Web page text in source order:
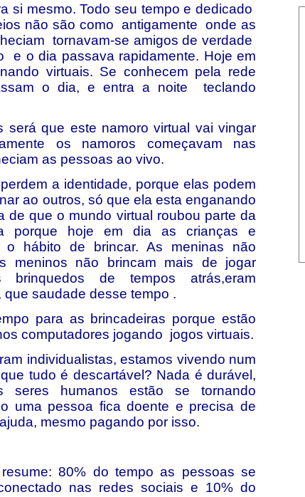
si mesmo. Todo seu tempo e dedicado
não são como antigamente onde as
tornavam-se amigos de verdade
e o dia passava rapidamente. Hoje em
virtuais. Se conhecem pela rede
o dia, e entra a noite teclando
será que este namoro virtual vai vingar
os namoros começavam nas
as pessoas ao vivo.
a identidade, porque elas podem
ao outros, só que ela esta enganando
de que o mundo virtual roubou parte da
porque hoje em dia as crianças e
o hábito de brincar. As meninas não
meninos não brincam mais de jogar
de tempos atrás,eram
saudade desse tempo .
para as brincadeiras porque estão
computadores jogando jogos virtuais.
individualistas, estamos vivendo num
tudo é descartável? Nada é durável,
humanos estão se tornando
uma pessoa fica doente e precisa de
mesmo pagando por isso.
80% do tempo as pessoas se
nas redes sociais e 10% do